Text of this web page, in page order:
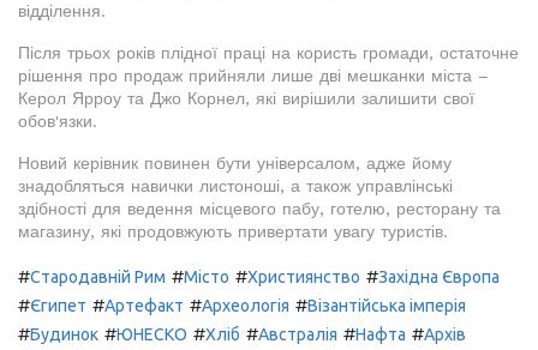
відділення.
Після трьох років плідної праці на користь громади, остаточне
рішення про продаж прийняли лише дві мешканки міста –
Керол Ярроу та Джо Корнел, які вирішили залишити свої
обов'язки.
Новий керівник повинен бути універсалом, адже йому
знадобляться навички листоноші, а також управлінські
здібності для ведення місцевого пабу, готелю, ресторану та
магазину, які продовжують привертати увагу туристів.
#Стародавній Рим #Місто #Християнство #Західна Європа
#Єгипет #Артефакт #Археологія #Візантійська імперія
#Будинок #ЮНЕСКО #Хліб #Австралія #Нафта #Архів